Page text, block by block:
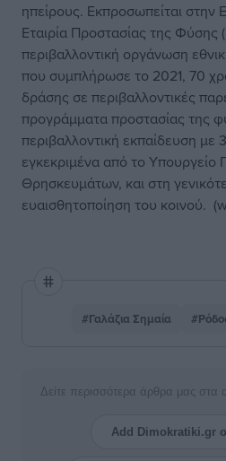
ηπείρους. Εκπροσωπείται στην
Εταιρία Προστασίας της
περιβαλλοντική οργάνωση
που συμπλήρωσε το 2021, 70
δράσης σε περιβαλλοντικές
προγράμματα προστασίας της
περιβαλλοντική εκπαίδευση με
εγκεκριμένα από το Υπουργείο
Θρησκευμάτων, και στη
ευαισθητοποίηση του κοινού.
#Γαλάζια Σημαία
Δείτε περισσότερα άρθρα μας στα
Add Dimokratiki.gr